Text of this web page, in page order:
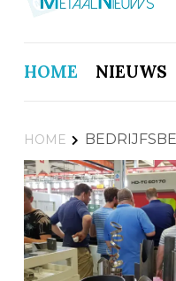
HOME NIEUWS
HOME